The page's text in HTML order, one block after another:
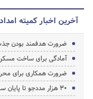
آخرین اخبار کمیته
ضرورت هدفمند بودن
آمادگی برای ساخت
ضرورت همکاری برای
۳۰ هزار مددجو تا پایان سال به مشهد اعزام می شوند